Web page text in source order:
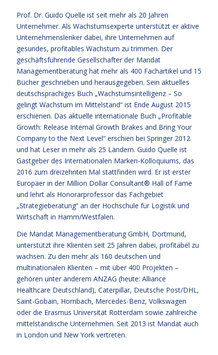
Prof. Dr. Guido Quelle ist seit mehr als 20 Jahren
Unternehmer. Als Wachstumsexperte unterstützt er aktive
Unternehmenslenker dabei, ihre Unternehmen auf
gesundes, profitables Wachstum zu trimmen. Der
geschäftsführende Gesellschafter der Mandat
Managementberatung hat mehr als 400 Fachartikel und 15
Bücher geschrieben und herausgegeben. Sein aktuelles
deutschsprachiges Buch „Wachstumsintelligenz – So
gelingt Wachstum im Mittelstand“ ist Ende August 2015
erschienen. Das aktuelle internationale Buch „Profitable
Growth: Release Internal Growth Brakes and Bring Your
Company to the Next Level“ erschien bei Springer 2012
und hat Leser in mehr als 25 Ländern. Guido Quelle ist
Gastgeber des Internationalen Marken-Kolloquiums, das
2016 zum dreizehnten Mal stattfinden wird. Er ist erster
Europäer in der Million Dollar Consultant® Hall of Fame
und lehrt als Honorarprofessor das Fachgebiet
„Strategieberatung“ an der Hochschule für Logistik und
Wirtschaft in Hamm/Westfalen.
Die Mandat Managementberatung GmbH, Dortmund,
unterstützt ihre Klienten seit 25 Jahren dabei, profitabel zu
wachsen. Zu den mehr als 160 deutschen und
multinationalen Klienten – mit über 400 Projekten –
gehören unter anderem ANZAG (heute: Alliance
Healthcare Deutschland), Caterpillar, Deutsche Post/DHL,
Saint-Gobain, Hornbach, Mercedes-Benz, Volkswagen
oder die Erasmus Universität Rotterdam sowie zahlreiche
mittelständische Unternehmen. Seit 2013 ist Mandat auch
in London und New York vertreten.